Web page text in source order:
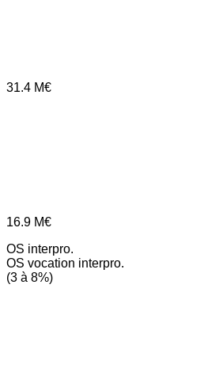
31.4 M€
16.9 M€
OS interpro.
OS vocation interpro.
(3 à 8%)